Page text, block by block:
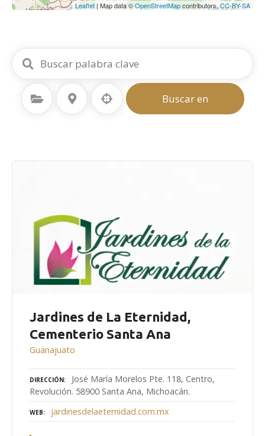
Leaflet | Map data ©OpenStreetMapcontributors,CC-BY-SA
Seleccione la categoría Seleccione la ubicación Buscar en
Jardines de La Eternidad,
Cementerio Santa Ana
Guanajuato
DIRECCIÓN
José María Morelos Pte. 118, Centro,
Revolución. 58900 Santa Ana, Michoacán.
WEB jardinesdelaeternidad.com.mx